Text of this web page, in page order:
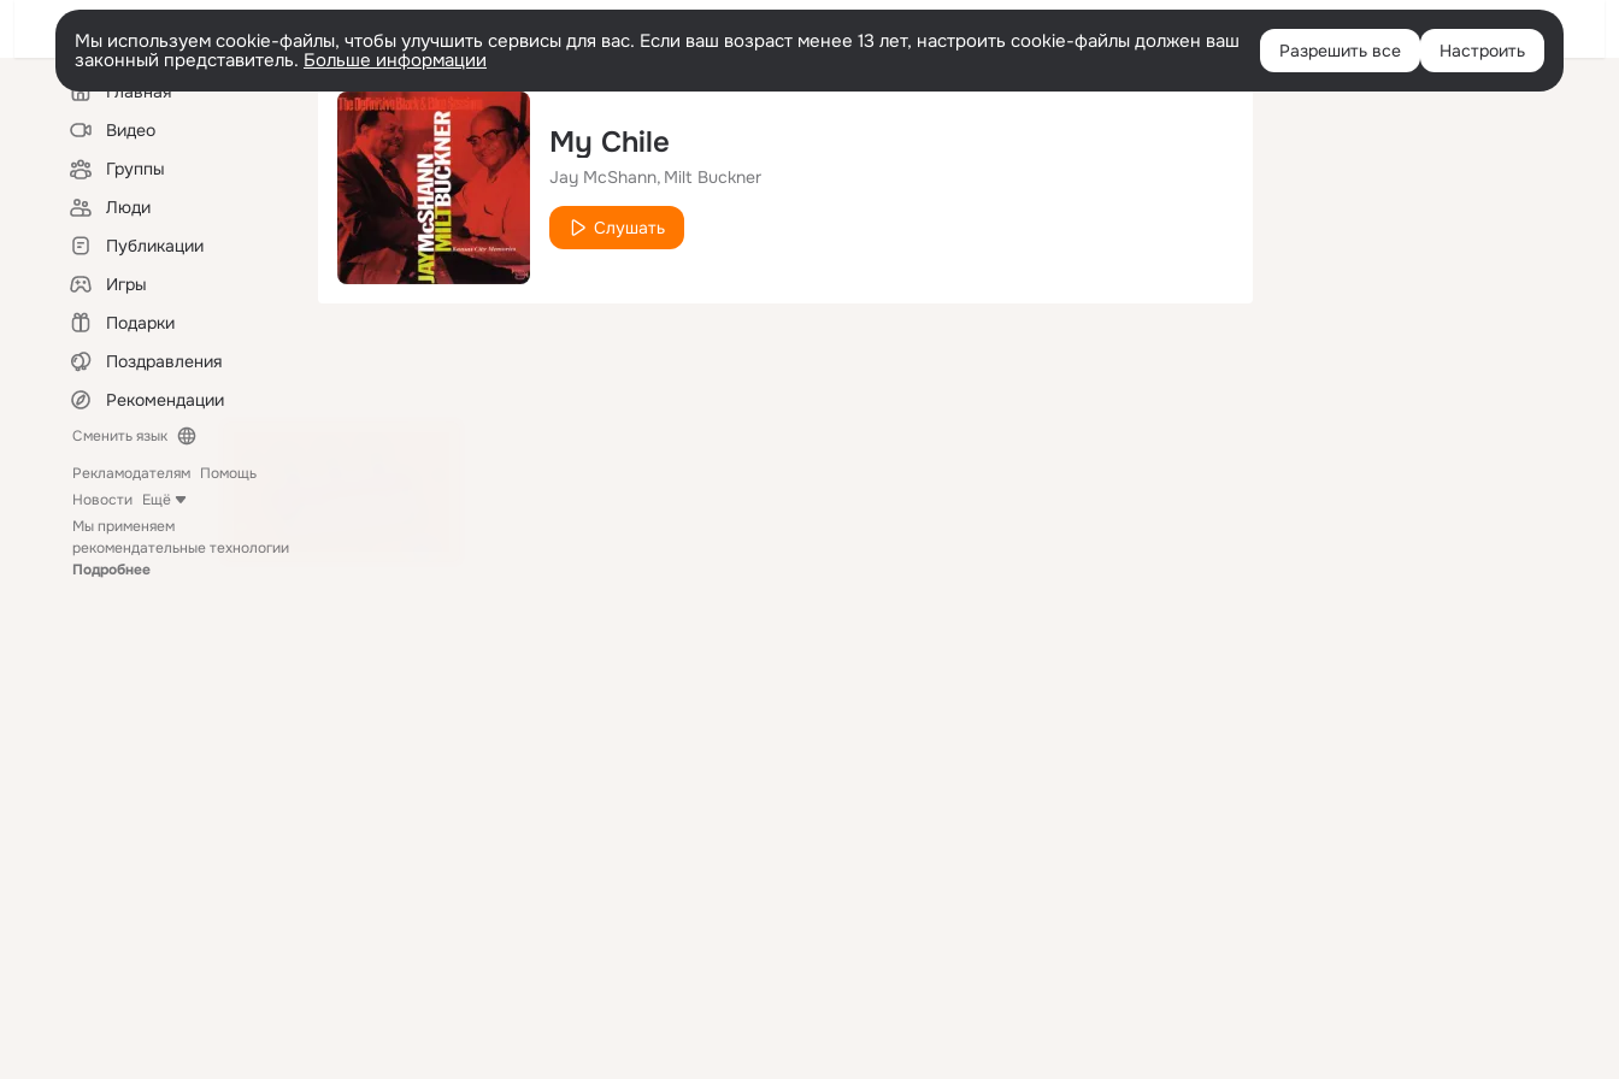
Войти
Мы используем cookie-файлы, чтобы улучшить сервисы для вас. Если ваш возраст менее 13 лет, настроить cookie-файлы должен ваш
законный представитель. Больше информации Разрешить все Настроить
Левая
колонкаГлавная
Видео
Группы
Люди
Публикации
Игры
Подарки
Поздравления
Рекомендации
Сменить язык
Рекламодателям Помощь
Новости Ещё
Мы применяем
рекомендательные технологии
Подробнее
My Chile
Jay McShann Milt Buckner
Слушать